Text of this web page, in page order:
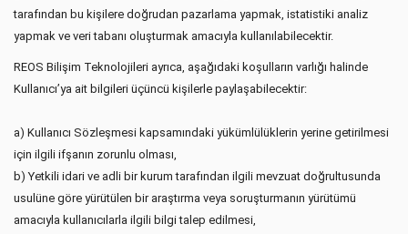
tarafından bu kişilere doğrudan pazarlama yapmak, istatistiki analiz
yapmak ve veri tabanı oluşturmak amacıyla kullanılabilecektir.
REOS Bilişim Teknolojileri ayrıca, aşağıdaki koşulların varlığı halinde
Kullanıcı’ya ait bilgileri üçüncü kişilerle paylaşabilecektir:
a) Kullanıcı Sözleşmesi kapsamındaki yükümlülüklerin yerine getirilmesi
için ilgili ifşanın zorunlu olması,
b) Yetkili idari ve adli bir kurum tarafından ilgili mevzuat doğrultusunda
usulüne göre yürütülen bir araştırma veya soruşturmanın yürütümü
amacıyla kullanıcılarla ilgili bilgi talep edilmesi,